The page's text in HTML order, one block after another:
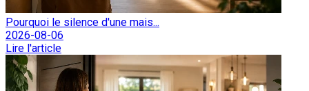
Pourquoi le silence d'une mais...
2026-08-06
Lire l'article